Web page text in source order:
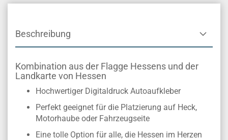
Beschreibung
Kombination aus der Flagge Hessens und der
Landkarte von Hessen
Hochwertiger Digitaldruck Autoaufkleber
Perfekt geeignet für die Platzierung auf Heck,
Motorhaube oder Fahrzeugseite
Eine tolle Option für alle, die Hessen im Herzen